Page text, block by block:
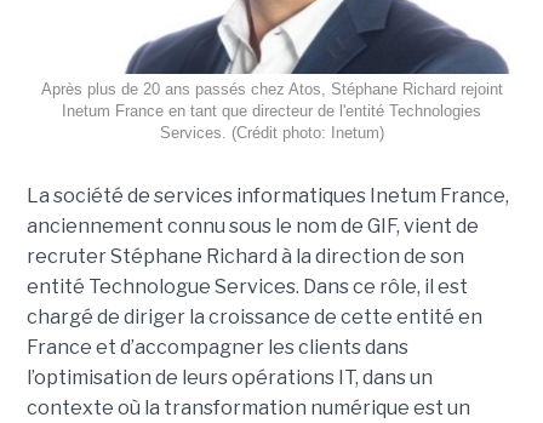
Après plus de 20 ans passés chez Atos, Stéphane Richard rejoint
Inetum France en tant que directeur de l'entité Technologies
Services. (Crédit photo: Inetum)
La société de services informatiques Inetum France,
anciennement connu sous le nom de GIF, vient de
recruter Stéphane Richard à la direction de son
entité Technologue Services. Dans ce rôle, il est
chargé de diriger la croissance de cette entité en
France et d’accompagner les clients dans
l’optimisation de leurs opérations IT, dans un
contexte où la transformation numérique est un